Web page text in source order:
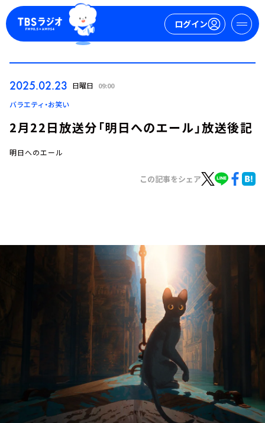
ログイン
ログイン
トピックス
TBS Podcast
イベント・グッズ
2025.02.23 日曜日 09:00
バラエティ・お笑い
2月22日放送分「明日へのエール」放送後記
明日へのエール
この記事をシェア